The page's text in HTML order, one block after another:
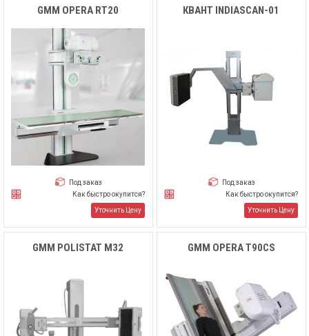
GMM OPERA RT20
Под заказ
Как быстро окупится?
Уточнить Цену
КВАНТ INDIASCAN-01
Под заказ
Как быстро окупится?
Уточнить Цену
GMM POLISTAT M32 GMM OPERA T90CS